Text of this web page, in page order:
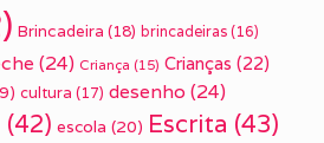
Brincadeira (18) brincadeiras (16)
(24) Criança (15) Crianças (22)
cultura (17) desenho (24)
(42) escola (20) Escrita (43)